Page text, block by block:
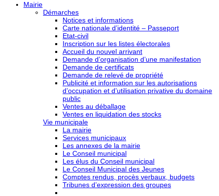
Mairie
Démarches
Notices et informations
Carte nationale d’identité – Passeport
Etat-civil
Inscription sur les listes électorales
Accueil du nouvel arrivant
Demande d’organisation d’une manifestation
Demande de certificats
Demande de relevé de propriété
Publicité et information sur les autorisations
d’occupation et d’utilisation privative du domaine
public
Ventes au déballage
Ventes en liquidation des stocks
Vie municipale
La mairie
Services municipaux
Les annexes de la mairie
Le Conseil municipal
Les élus du Conseil municipal
Le Conseil Municipal des Jeunes
Comptes rendus, procès verbaux, budgets
Tribunes d’expression des groupes